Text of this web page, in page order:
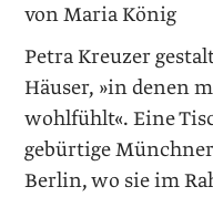
von Maria König
Petra Kreuzer
Häuser, »in denen
wohlfühlt«. Eine
gebürtige
Berlin, wo sie im